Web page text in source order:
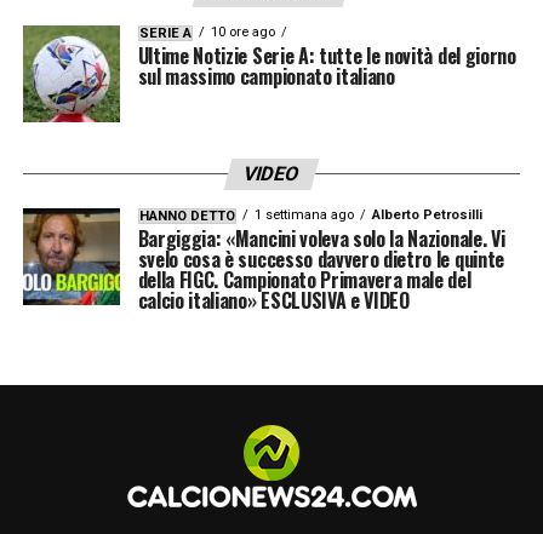
SERIE A 10 ore ago
Ultime Notizie Serie A: tutte le novità del giorno
sul massimo campionato italiano
VIDEO
HANNO DETTO 1 settimana ago Alberto Petrosilli
Bargiggia: «Mancini voleva solo la Nazionale. Vi
svelo cosa è successo davvero dietro le quinte
della FIGC. Campionato Primavera male del
calcio italiano» ESCLUSIVA e VIDEO